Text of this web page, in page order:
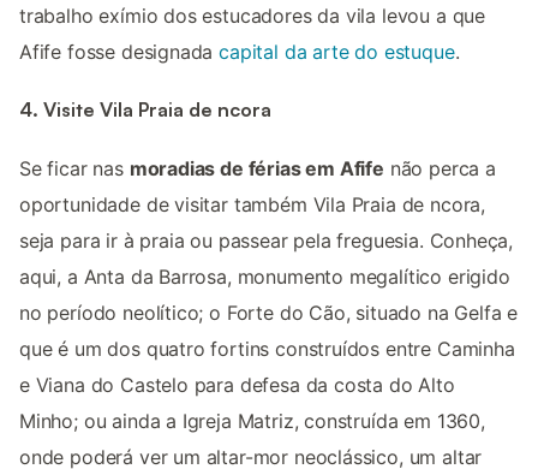
trabalho exímio dos estucadores da vila levou a que
Afife fosse designadacapital da arte do estuque.
4. Visite Vila Praia de ncora
Se ficar nas moradias de férias em Afife não perca a
oportunidade de visitar também Vila Praia de ncora,
seja para ir à praia ou passear pela freguesia. Conheça,
aqui, a Anta da Barrosa, monumento megalítico erigido
no período neolítico; o Forte do Cão, situado na Gelfa e
que é um dos quatro fortins construídos entre Caminha
e Viana do Castelo para defesa da costa do Alto
Minho; ou ainda a Igreja Matriz, construída em 1360,
onde poderá ver um altar-mor neoclássico, um altar